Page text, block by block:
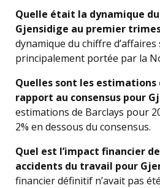
Quelle était la dynamique
Gjensidige au premier
dynamique du chiffre d’affaires
principalement portée par la
Quelles sont les estimations
rapport au consensus pour
estimations de Barclays pour
2% en dessous du consensus.
Quel est l’impact financier
accidents du travail pour
financier définitif n’avait pas